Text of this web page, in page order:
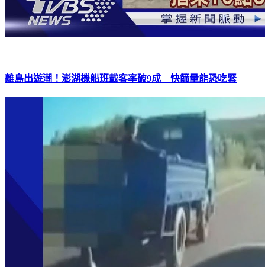
離島出遊潮！澎湖機船班載客率破9成 快篩量能恐吃緊